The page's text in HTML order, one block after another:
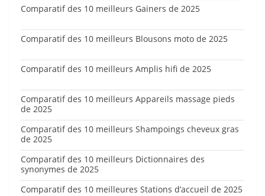
Comparatif des 10 meilleurs Gainers de 2025
Comparatif des 10 meilleurs Blousons moto de 2025
Comparatif des 10 meilleurs Amplis hifi de 2025
Comparatif des 10 meilleurs Appareils massage pieds
de 2025
Comparatif des 10 meilleurs Shampoings cheveux gras
de 2025
Comparatif des 10 meilleurs Dictionnaires des
synonymes de 2025
Comparatif des 10 meilleures Stations d’accueil de 2025